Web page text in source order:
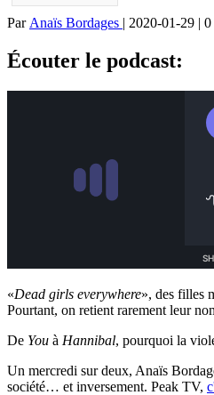
Par Anaïs Bordages | 2020-01-29 |
Écouter le podcast:
«Dead girls everywhere», des filles
Pourtant, on retient rarement leur
De You à Hannibal, pourquoi la
Un mercredi sur deux, Anaïs
société… et inversement. Peak TV,